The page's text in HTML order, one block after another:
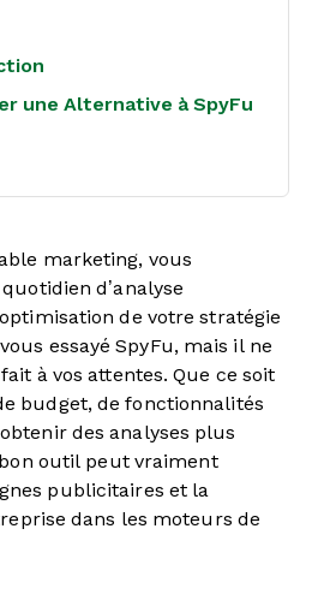
une Alternative à SpyFu
marketing, vous
d’analyse
de votre stratégie
essayé SpyFu, mais il ne
à vos attentes. Que ce soit
budget, de fonctionnalités
des analyses plus
outil peut vraiment
publicitaires et la
dans les moteurs de